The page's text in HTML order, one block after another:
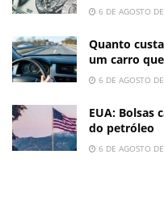
6 DE AGOSTO
Quanto
um carro
6 DE AGOSTO
EUA: Bolsas
do petróleo
6 DE AGOSTO